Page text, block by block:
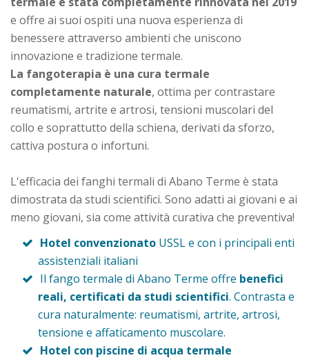
e offre ai suoi ospiti una nuova esperienza di
benessere attraverso ambienti che uniscono
innovazione e tradizione termale.
La fangoterapia è una cura termale
completamente naturale, ottima per contrastare
reumatismi, artrite e artrosi, tensioni muscolari del
collo e soprattutto della schiena, derivati da sforzo,
cattiva postura o infortuni.
L'efficacia dei fanghi termali di Abano Terme è stata
dimostrata da studi scientifici. Sono adatti ai giovani e ai
meno giovani, sia come attività curativa che preventiva!
Hotel convenzionato USSL e con i principali enti
assistenziali italiani
Il fango termale di Abano Terme offre benefici
reali, certificati da studi scientifici. Contrasta e
cura naturalmente: reumatismi, artrite, artrosi,
tensione e affaticamento muscolare.
Hotel con piscine di acqua termale